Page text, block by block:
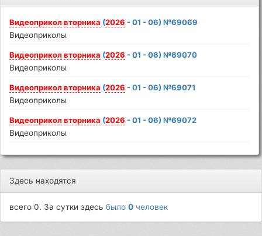
Видеоприкол вторника (2026 - 01 - 06) №69069
Видеоприколы
Видеоприкол вторника (2026 - 01 - 06) №69070
Видеоприколы
Видеоприкол вторника (2026 - 01 - 06) №69071
Видеоприколы
Видеоприкол вторника (2026 - 01 - 06) №69072
Видеоприколы
Здесь находятся
всего 0. За сутки здесьбыло0 человек